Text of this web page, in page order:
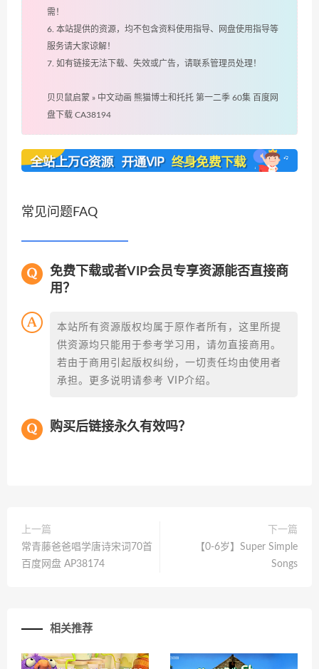
需！
6. 本站提供的资源，均不包含资料使用指导、网盘使用指导等
服务请大家谅解！
7. 如有链接无法下载、失效或广告，请联系管理员处理！
贝贝鼠启蒙 » 中文动画 熊猫博士和托托 第一二季 60集 百度网
盘下载 CA38194
常见问题FAQ
免费下载或者VIP会员专享资源能否直接商
用？
本站所有资源版权均属于原作者所有，这里所提
供资源均只能用于参考学习用，请勿直接商用。
若由于商用引起版权纠纷，一切责任均由使用者
承担。更多说明请参考 VIP介绍。
购买后链接永久有效吗？
上一篇
常青藤爸爸唱学唐诗宋词70首
百度网盘 AP38174
下一篇
【0-6岁】Super Simple
Songs
相关推荐